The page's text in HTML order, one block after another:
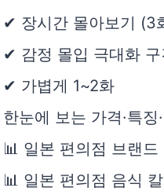
✔ 장시간 몰아보기 (3
✔ 감정 몰입 극대화 구
✔ 가볍게 1~2화
한눈에 보는 가격·특징
📊 일본 편의점 브랜드
📊 일본 편의점 음식